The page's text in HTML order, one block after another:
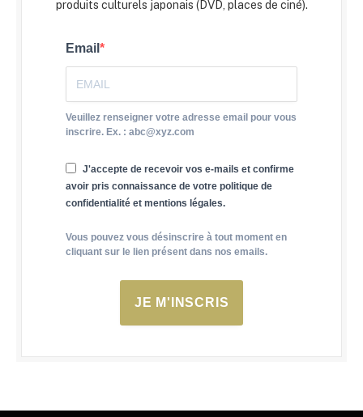
produits culturels japonais (DVD, places de ciné).
Email
Veuillez renseigner votre adresse email pour vous
inscrire. Ex. : abc@xyz.com
J'accepte de recevoir vos e-mails et confirme
avoir pris connaissance de votre politique de
confidentialité et mentions légales.
Vous pouvez vous désinscrire à tout moment en
cliquant sur le lien présent dans nos emails.
JE M'INSCRIS